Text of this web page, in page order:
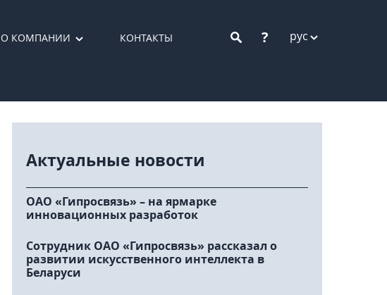
О КОМПАНИИ КОНТАКТЫ ? рус
Актуальные новости
ОАО «Гипросвязь» – на ярмарке
инновационных разработок
Сотрудник ОАО «Гипросвязь» рассказал о
развитии искусственного интеллекта в
Беларуси